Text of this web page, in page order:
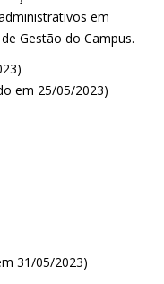
em
Gestão do Campus.
em 25/05/2023)
31/05/2023)